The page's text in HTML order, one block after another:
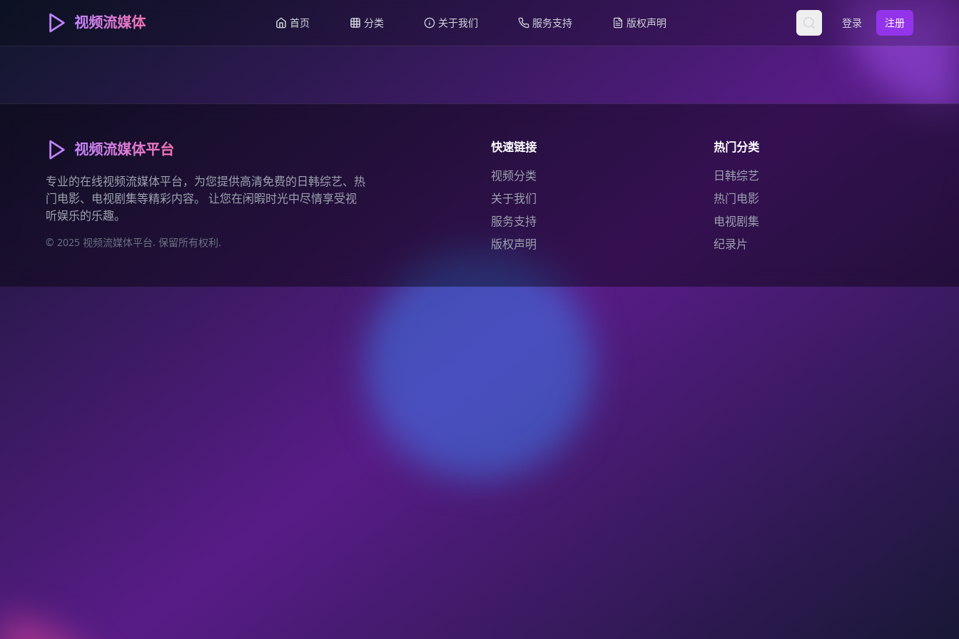
视频流媒体 首页 分类 关于我们 服务支持 版权声明 登录 注册
视频流媒体平台
专业的在线视频流媒体平台，为您提供高清免费的日韩综艺、热
门电影、电视剧集等精彩内容。 让您在闲暇时光中尽情享受视
听娱乐的乐趣。
© 2025 视频流媒体平台. 保留所有权利.
快速链接
视频分类
关于我们
服务支持
版权声明
热门分类
日韩综艺
热门电影
电视剧集
纪录片